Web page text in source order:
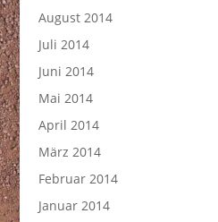
August 2014
Juli 2014
Juni 2014
Mai 2014
April 2014
März 2014
Februar 2014
Januar 2014